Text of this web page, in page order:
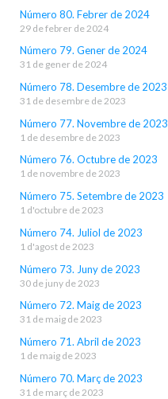
Número 80. Febrer de 2024
29 de febrer de 2024
Número 79. Gener de 2024
31 de gener de 2024
Número 78. Desembre de 2023
31 de desembre de 2023
Número 77. Novembre de 2023
1 de desembre de 2023
Número 76. Octubre de 2023
1 de novembre de 2023
Número 75. Setembre de 2023
1 d'octubre de 2023
Número 74. Juliol de 2023
1 d'agost de 2023
Número 73. Juny de 2023
30 de juny de 2023
Número 72. Maig de 2023
31 de maig de 2023
Número 71. Abril de 2023
1 de maig de 2023
Número 70. Març de 2023
31 de març de 2023